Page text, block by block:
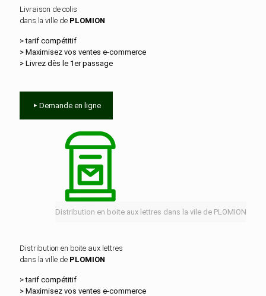
Livraison de colis
dans la ville de PLOMION
> tarif compétitif
> Maximisez vos ventes e‑commerce
> Livrez dès le 1er passage
Demande en ligne
Distribution en boite aux lettres dans la vile de PLOMION
Distribution en boite aux lettres
dans la ville de PLOMION
> tarif compétitif
> Maximisez vos ventes e‑commerce